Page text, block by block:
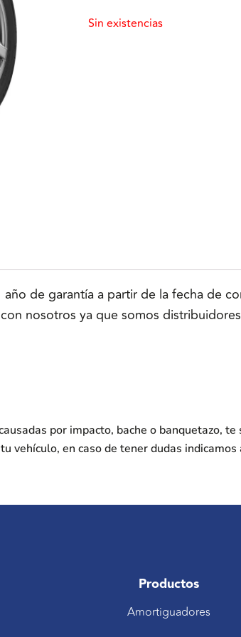
Sin existencias
año de garantía a partir de la fecha de
nosotros ya que somos
por impacto, bache o banquetazo,
vehículo, en caso de tener dudas
Productos
Amortiguadores